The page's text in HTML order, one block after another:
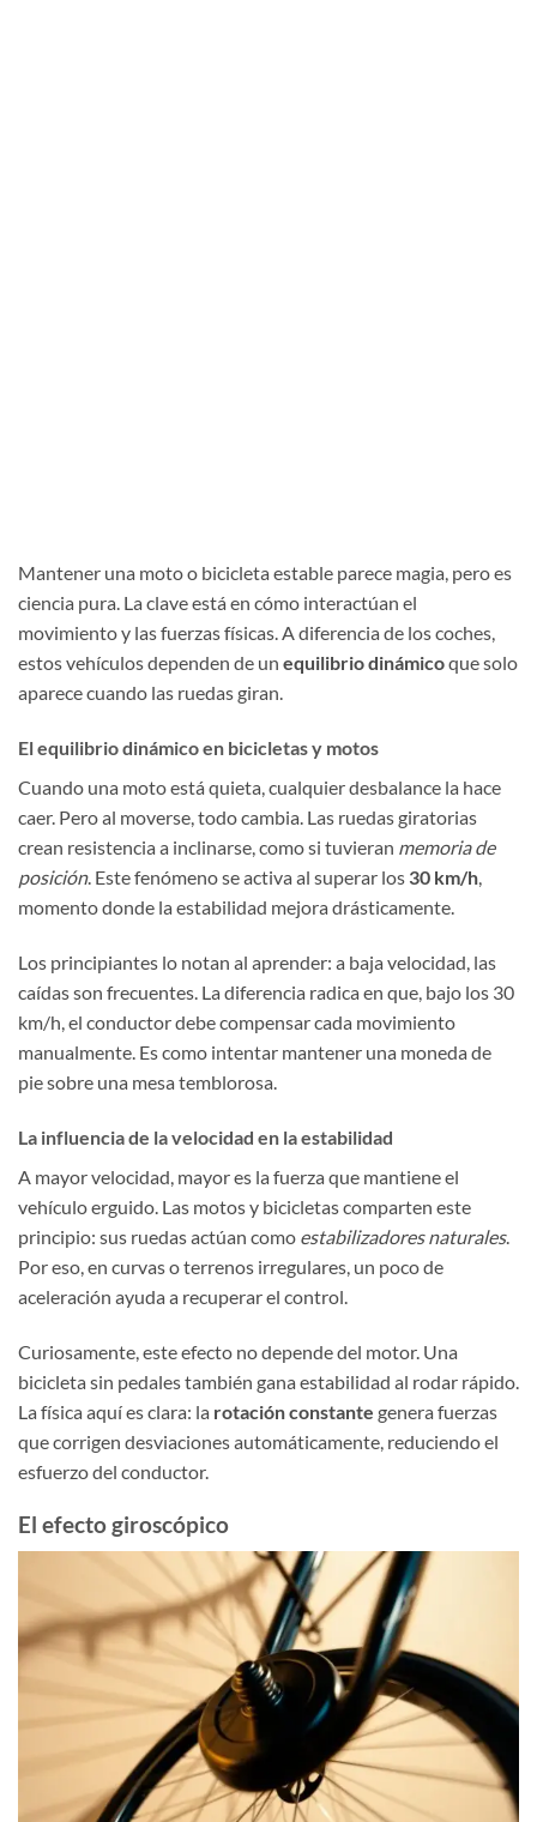
Mantener una moto o bicicleta estable parece magia, pero es
ciencia pura. La clave está en cómo interactúan el
movimiento y las fuerzas físicas. A diferencia de los coches,
estos vehículos dependen de un equilibrio dinámicoque solo
aparece cuando las ruedas giran.
El equilibrio dinámico en bicicletas y motos
Cuando una moto está quieta, cualquier desbalance la hace
caer. Pero al moverse, todo cambia. Las ruedas giratorias
crean resistencia a inclinarse, como si tuvieran memoria de
posición. Este fenómeno se activa al superar los 30 km/h,
momento donde la estabilidad mejora drásticamente.
Los principiantes lo notan al aprender: a baja velocidad, las
caídas son frecuentes. La diferencia radica en que, bajo los 30
km/h, el conductor debe compensar cada movimiento
manualmente. Es como intentar mantener una moneda de
pie sobre una mesa temblorosa.
La influencia de la velocidad en la estabilidad
A mayor velocidad, mayor es la fuerza que mantiene el
vehículo erguido. Las motos y bicicletas comparten este
principio: sus ruedas actúan como estabilizadores naturales.
Por eso, en curvas o terrenos irregulares, un poco de
aceleración ayuda a recuperar el control.
Curiosamente, este efecto no depende del motor. Una
bicicleta sin pedales también gana estabilidad al rodar rápido.
La física aquí es clara: la rotación constante genera fuerzas
que corrigen desviaciones automáticamente, reduciendo el
esfuerzo del conductor.
El efecto giroscópico